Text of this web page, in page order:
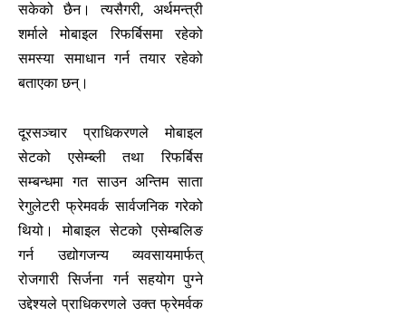
सकेको छैन। त्यसैगरी, अर्थमन्त्री
शर्माले मोबाइल रिफर्बिसमा रहेको
समस्या समाधान गर्न तयार रहेको
बताएका छन्।
दूरसञ्चार प्राधिकरणले मोबाइल
सेटको एसेम्ब्ली तथा रिफर्बिस
सम्बन्धमा गत साउन अन्तिम साता
रेगुलेटरी फ्रेमवर्क सार्वजनिक गरेको
थियो। मोबाइल सेटको एसेम्बलिङ
गर्न उद्योगजन्य व्यवसायमार्फत्
रोजगारी सिर्जना गर्न सहयोग पुग्ने
उद्देश्यले प्राधिकरणले उक्त फ्रेमर्वक